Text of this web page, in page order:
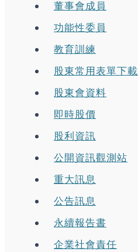
董事會成員
功能性委員
教育訓練
股東常用表單下載
股東會資料
即時股價
股利資訊
公開資訊觀測站
重大訊息
公告訊息
永續報告書
企業社會責任